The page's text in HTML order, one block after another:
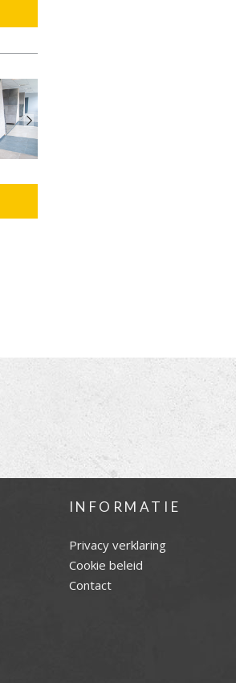
INFORMATIE
Privacy verklaring
Cookie beleid
Contact